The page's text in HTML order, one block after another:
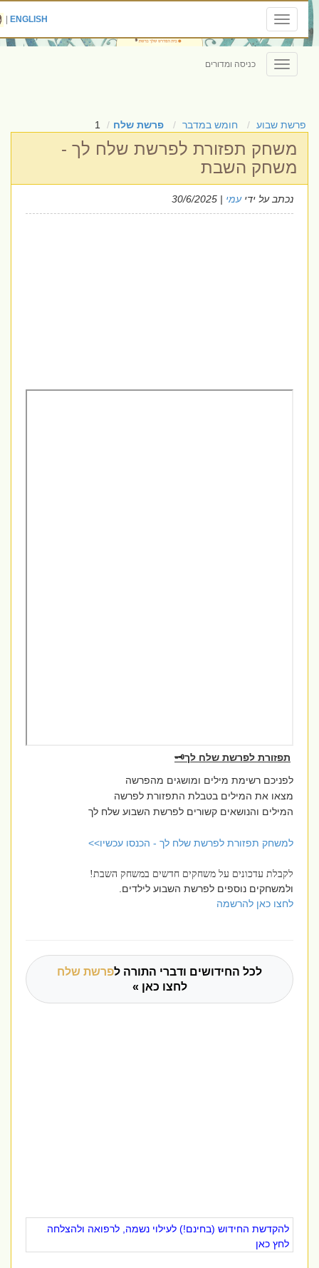
Toggle
navigation
ENGLISH
|
Toggle
navigation
כניסה ומדורים
פרשת שבוע חומש במדבר פרשת שלח 1
משחק תפזורת לפרשת שלח לך -
משחק השבת
נכתב על ידיעמי| 30/6/2025
תפזורת לפרשת שלח לך🗝️
לפניכם רשימת מילים ומושגים מהפרשה
מצאו את המילים בטבלת התפזורת לפרשה
המילים והנושאים קשורים לפרשת השבוע שלח לך
למשחק תפזורת לפרשת שלח לך - הכנסו עכשיו>>
לקבלת עדכונים על משחקים חדשים במשחק השבת!
ולמשחקים נוספים לפרשת השבוע לילדים.
לחצו כאן להרשמה
לכל החידושים ודברי התורה לפרשת שלח
לחצו כאן »
להקדשת החידוש (בחינם!) לעילוי נשמה, לרפואה ולהצלחה
לחץ כאן